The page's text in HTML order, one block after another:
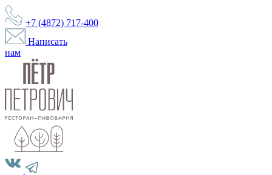
+7 (4872) 717-400
Написать
нам